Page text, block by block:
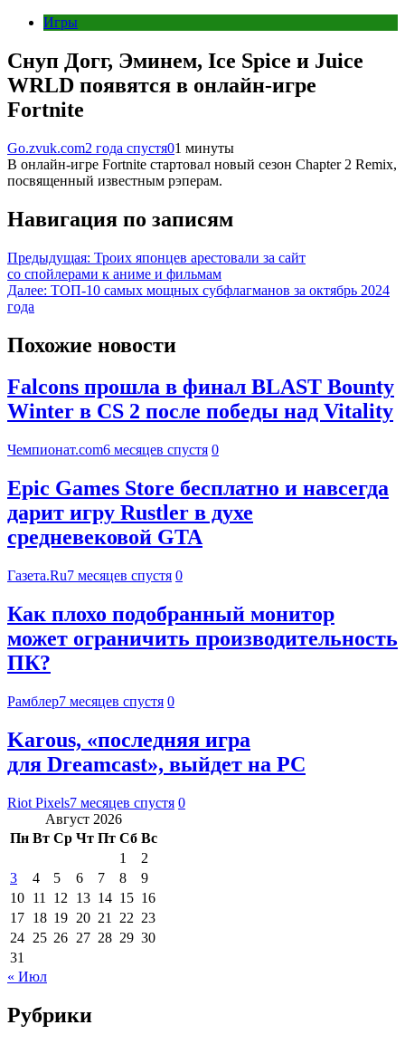
Игры
Снуп Догг, Эминем, Ice Spice и Juice
WRLD появятся в онлайн-игре
Fortnite
Go.zvuk.com2 года спустя01 минуты
В онлайн-игре Fortnite стартовал новый сезон Chapter 2 Remix,
посвященный известным рэперам.
Навигация по записям
Предыдущая: Троих японцев арестовали за сайт
со спойлерами к аниме и фильмам
Далее: ТОП-10 самых мощных субфлагманов за октябрь 2024
года
Похожие новости
Falcons прошла в финал BLAST Bounty
Winter в CS 2 после победы над Vitality
Чемпионат.com6 месяцев спустя 0
Epic Games Store бесплатно и навсегда
дарит игру Rustler в духе
средневековой GTA
Газета.Ru7 месяцев спустя 0
Как плохо подобранный монитор
может ограничить производительность
ПК?
Рамблер7 месяцев спустя 0
Karous, «последняя игра
для Dreamcast», выйдет на PC
Riot Pixels7 месяцев спустя 0
Август 2026
Пн Вт Ср Чт Пт Сб Вс
1
2
3
4 5 6 7 8
9
10 11 12 13 14 15 16
17 18 19 20 21 22 23
24 25 26 27 28 29 30
31
« Июл
Рубрики